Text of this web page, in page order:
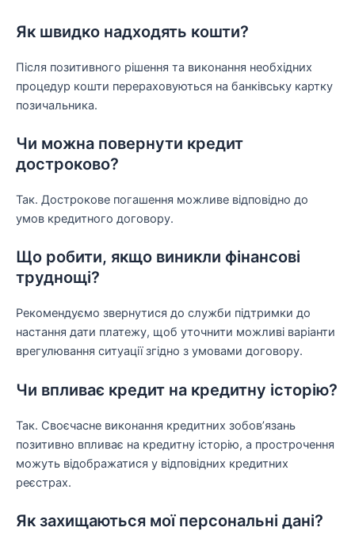
Як швидко надходять кошти?
Після позитивного рішення та виконання необхідних
процедур кошти перераховуються на банківську картку
позичальника.
Чи можна повернути кредит
достроково?
Так. Дострокове погашення можливе відповідно до
умов кредитного договору.
Що робити, якщо виникли фінансові
труднощі?
Рекомендуємо звернутися до служби підтримки до
настання дати платежу, щоб уточнити можливі варіанти
врегулювання ситуації згідно з умовами договору.
Чи впливає кредит на кредитну історію?
Так. Своєчасне виконання кредитних зобов’язань
позитивно впливає на кредитну історію, а прострочення
можуть відображатися у відповідних кредитних
реєстрах.
Як захищаються мої персональні дані?